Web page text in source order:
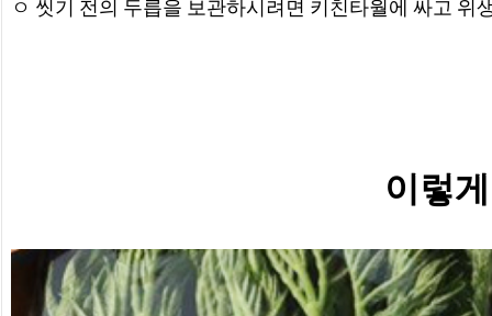
ㅇ 씻기 전의 두릅을 보관하시려면 키친타월에 싸고 위
이렇